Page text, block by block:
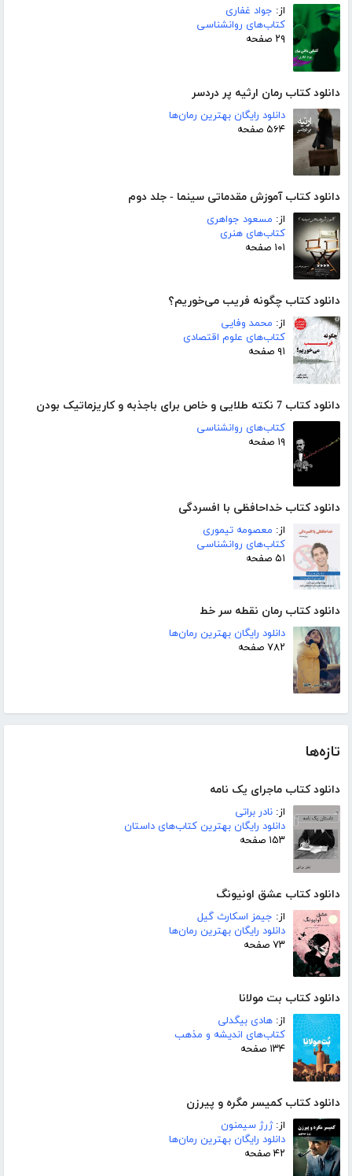
از: جواد غفاری
کتاب‌های روانشناسی
۲۹ صفحه
دانلود کتاب رمان ارثیه پر دردسر
دانلود رایگان بهترین رمان‌ها
۵۶۴ صفحه
دانلود کتاب آموزش مقدماتی سینما - جلد دوم
از: مسعود جواهری
کتاب‌های هنری
۱۰۱ صفحه
دانلود کتاب چگونه فریب می‌خوریم؟
از: محمد وفایی
کتاب‌های علوم اقتصادی
۹۱ صفحه
دانلود کتاب 7 نکته طلایی و خاص برای باجذبه و کاریزماتیک بودن
کتاب‌های روانشناسی
۱۹ صفحه
دانلود کتاب خداحافظی با افسردگی
از: معصومه تیموری
کتاب‌های روانشناسی
۵۱ صفحه
دانلود کتاب رمان نقطه سر خط
دانلود رایگان بهترین رمان‌ها
۷۸۲ صفحه
تازه‌ها
دانلود کتاب ماجرای یک نامه
از: نادر براتی
دانلود رایگان بهترین کتاب‌های داستان
۱۵۳ صفحه
دانلود کتاب عشق اونیونگ
از: جیمز اسکارث گیل
دانلود رایگان بهترین رمان‌ها
۷۳ صفحه
دانلود کتاب بت مولانا
از: هادی بیگدلی
کتاب‌های اندیشه و مذهب
۱۳۴ صفحه
دانلود کتاب کمیسر مگره و پیرزن
از:ژرژ سیمنون
دانلود رایگان بهترین رمان‌ها
۴۲ صفحه